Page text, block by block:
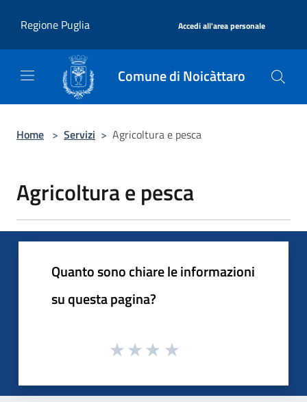
Regione Puglia
Accedi all'area personale
Comune di Noicàttaro
Home > Servizi > Agricoltura e pesca
Agricoltura e pesca
Quanto sono chiare le informazioni
su questa pagina?